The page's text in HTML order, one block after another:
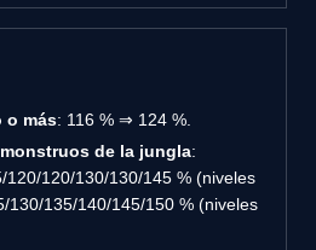
o más: 116 % ⇒ 124 %.
de la jungla:
120/120/130/130/145 % (niveles
135/140/145/150 % (niveles